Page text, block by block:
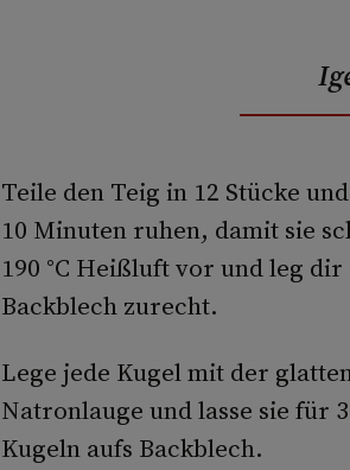
Teile den Teig in 12 Stücke
10 Minuten ruhen, damit sie
190 °C Heißluft vor und leg
Backblech zurecht.
Lege jede Kugel mit der
Natronlauge und lasse sie für
Kugeln aufs Backblech.